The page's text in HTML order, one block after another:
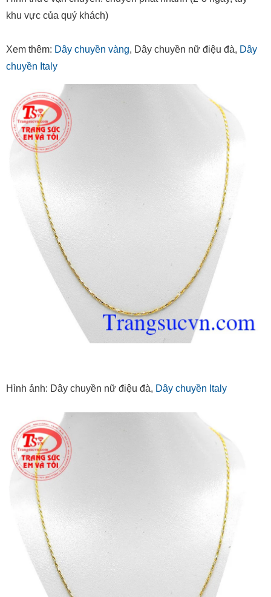
khu vực của quý khách)
Xem thêm: Dây chuyền vàng, Dây chuyền nữ điệu đà, Dây
chuyền Italy
Hình ảnh: Dây chuyền nữ điệu đà, Dây chuyền Italy